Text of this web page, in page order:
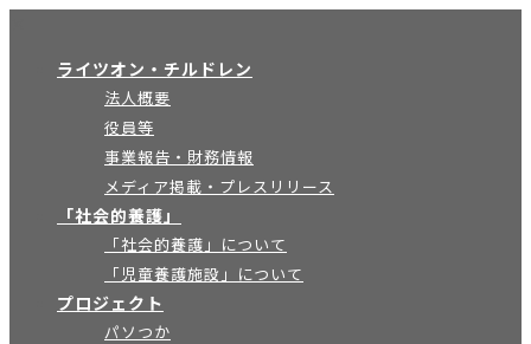
ライツオン・チルドレン
法人概要
役員等
事業報告・財務情報
メディア掲載・プレスリリース
「社会的養護」
「社会的養護」について
「児童養護施設」について
プロジェクト
パソつか